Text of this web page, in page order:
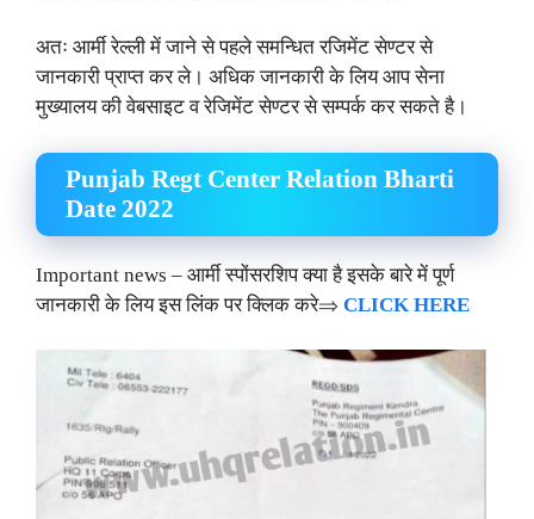
अतः आर्मी रेल्ली में जाने से पहले समन्धित रजिमेंट सेण्टर से
जानकारी प्राप्त कर ले। अधिक जानकारी के लिय आप सेना
मुख्यालय की वेबसाइट व रेजिमेंट सेण्टर से सम्पर्क कर सकते है।
Punjab Regt Center Relation Bharti
Date 2022
Important news – आर्मी स्पोंसरशिप क्या है इसके बारे में पूर्ण
जानकारी के लिय इस लिंक पर क्लिक करे⇒ CLICK HERE